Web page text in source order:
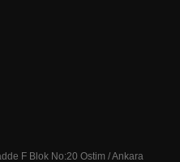
F Blok No:20 Ostim / Ankara